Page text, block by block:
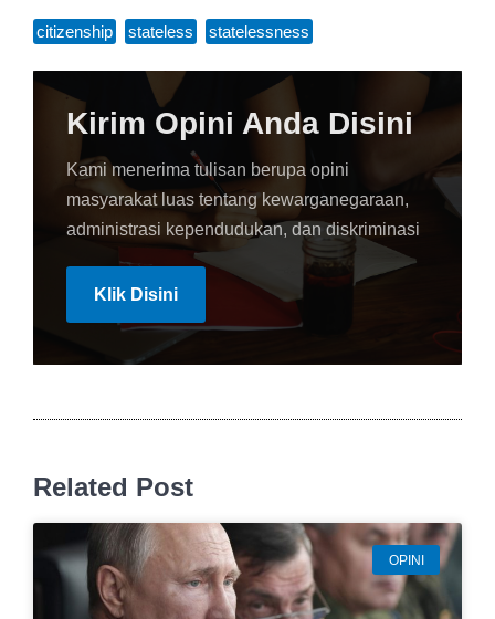
citizenship stateless statelessness
Kirim Opini Anda Disini
Kami menerima tulisan berupa opini
masyarakat luas tentang kewarganegaraan,
administrasi kependudukan, dan diskriminasi
Klik Disini
Related Post
OPINI